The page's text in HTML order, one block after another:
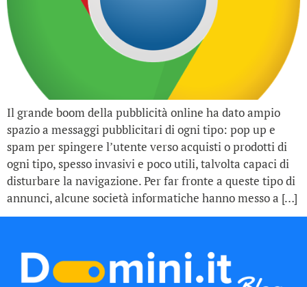
Il grande boom della pubblicità online ha dato ampio
spazio a messaggi pubblicitari di ogni tipo: pop up e
spam per spingere l’utente verso acquisti o prodotti di
ogni tipo, spesso invasivi e poco utili, talvolta capaci di
disturbare la navigazione. Per far fronte a queste tipo di
annunci, alcune società informatiche hanno messo a […]